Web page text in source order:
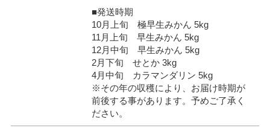
■発送時期
10月上旬 極早生みかん 5kg
11月上旬 早生みかん 5kg
12月中旬 早生みかん 5kg
2月下旬 せとか 3kg
4月中旬 カラマンダリン 5kg
※その年の収穫により、お届け時期が
前後する事があります。予めご了承く
ださい。